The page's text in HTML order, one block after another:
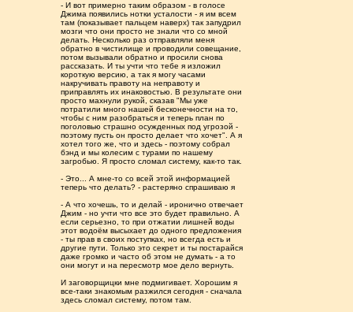
- И вот примерно таким образом - в голосе
Джима появились нотки усталости - я им всем
там (показывает пальцем наверх) так запудрил
мозги что они просто не знали что со мной
делать. Несколько раз отправляли меня
обратно в чистилище и проводили совещание,
потом вызывали обратно и просили снова
рассказать. И ты учти что тебе я изложил
короткую версию, а так я могу часами
накручивать правоту на неправоту и
приправлять их инаковостью. В результате они
просто махнули рукой, сказав "Мы уже
потратили много нашей бесконечности на то,
чтобы с ним разобраться и теперь план по
поголовью страшно осужденных под угрозой -
поэтому пусть он просто делает что хочет". А я
хотел того же, что и здесь - поэтому собрал
бэнд и мы колесим с турами по нашему
загробью. Я просто сломал систему, как-то так.
- Это... А мне-то со всей этой информацией
теперь что делать? - растеряно спрашиваю я
- А что хочешь, то и делай - иронично отвечает
Джим - но учти что все это будет правильно. А
если серьезно, то при отжатии лишней воды
этот водоём высыхает до одного предложения
- ты прав в своих поступках, но всегда есть и
другие пути. Только это секрет и ты постарайся
даже громко и часто об этом не думать - а то
они могут и на пересмотр мое дело вернуть.
И заговорщицки мне подмигивает. Хорошим я
все-таки знакомым разжился сегодня - сначала
здесь сломал систему, потом там.